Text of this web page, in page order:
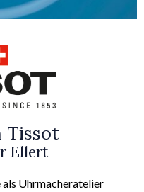
Tissot
Ellert
als Uhrmacheratelier